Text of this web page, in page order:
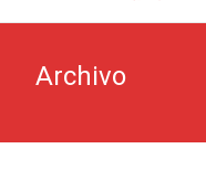
Archivo